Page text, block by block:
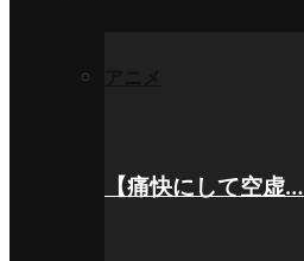
【痛快にして空虚…